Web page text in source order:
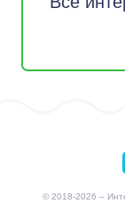
© 2018-2026 –